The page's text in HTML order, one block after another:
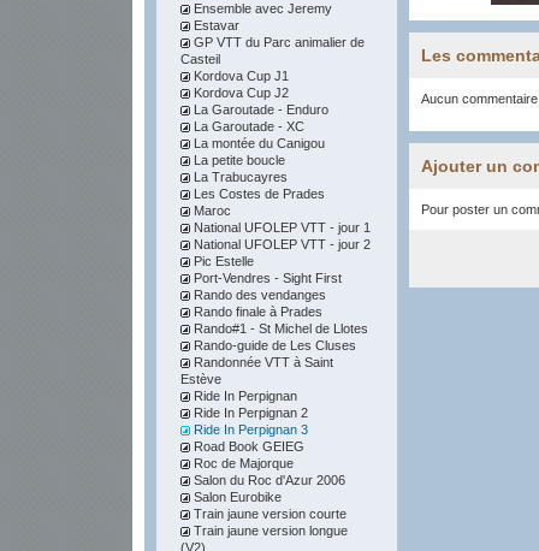
Ensemble avec Jeremy
Estavar
GP VTT du Parc animalier de
Casteil
Kordova Cup J1
Kordova Cup J2
La Garoutade - Enduro
La Garoutade - XC
La montée du Canigou
La petite boucle
La Trabucayres
Les Costes de Prades
Maroc
National UFOLEP VTT - jour 1
National UFOLEP VTT - jour 2
Pic Estelle
Port-Vendres - Sight First
Rando des vendanges
Rando finale à Prades
Rando#1 - St Michel de Llotes
Rando-guide de Les Cluses
Randonnée VTT à Saint
Estève
Ride In Perpignan
Ride In Perpignan 2
Ride In Perpignan 3
Road Book GEIEG
Roc de Majorque
Salon du Roc d'Azur 2006
Salon Eurobike
Train jaune version courte
Train jaune version longue
(V2)
Les
Aucun
Ajouter un
Pour poster un